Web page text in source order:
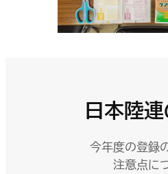
日本陸
今年度の登録
注意点に